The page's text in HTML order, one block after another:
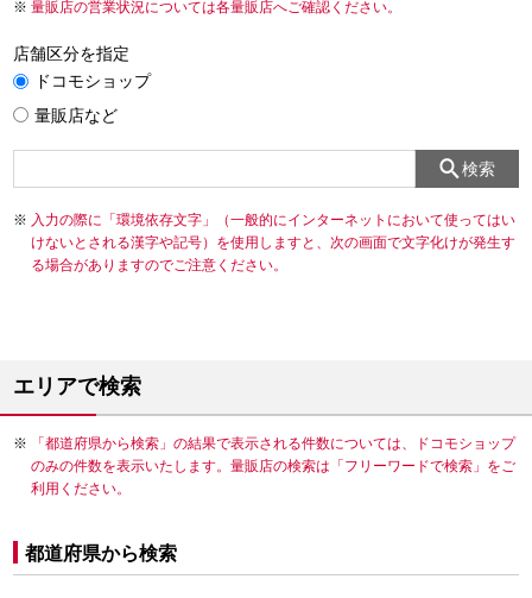
量販店の営業状況については各量販店へご確認ください。
店舗区分を指定
ドコモショップ
量販店など
検索
入力の際に「環境依存文字」（一般的にインターネットにおいて使ってはい
けないとされる漢字や記号）を使用しますと、次の画面で文字化けが発生す
る場合がありますのでご注意ください。
エリアで検索
「都道府県から検索」の結果で表示される件数については、ドコモショップ
のみの件数を表示いたします。量販店の検索は「フリーワードで検索」をご
利用ください。
都道府県から検索